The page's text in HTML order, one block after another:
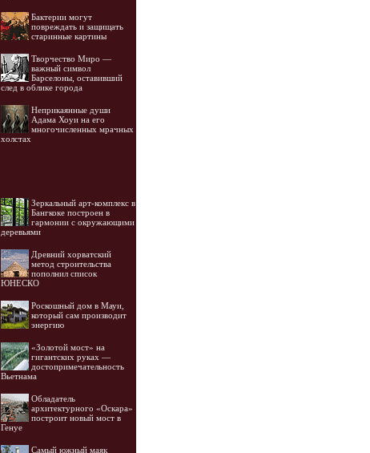
Бактерии могут
повреждать и защищать
старинные картины
Творчество Миро —
важный символ
Барселоны, оставивший
след в облике города
Неприкаянные души
Адама Хоуи на его
многочисленных мрачных
холстах
Зеркальный арт-комплекс в
Бангкоке построен в
гармонии с окружающими
деревьями
Древний хорватский
метод строительства
пополнил список
ЮНЕСКО
Роскошный дом в Мауи,
который сам производит
энергию
«Золотой мост» на
гигантских руках —
достопримечательность
Вьетнама
Обладатель
архитектурного «Оскара»
построит новый мост в
Генуе
Самый южный маяк